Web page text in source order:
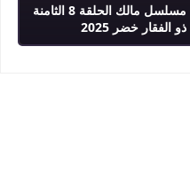
مسلسل مالك الحلقة 8 الثامنة
ذو الفقار خضر 2025